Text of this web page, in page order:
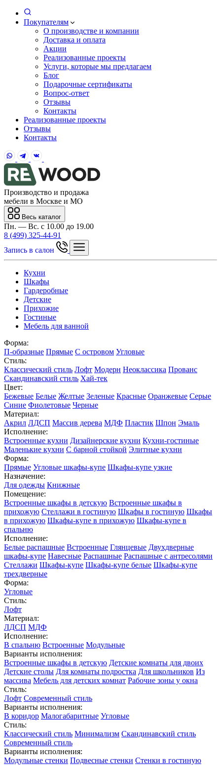
Покупателям
О производстве и компании
Доставка и оплата
Акции
Реализованные проекты
Услуги, которые мы предлагаем
Блог
Подарочные сертификаты
Вопрос-ответ
Отзывы
Контакты
Реализованные проекты
Отзывы
Контакты
Производство и продажа
мебели в Москве и МО
Весь каталог
Пн. — Вс. с 10.00 до 19.00
8 (499) 325-44-91
Запись в салон
Кухни
Шкафы
Гардеробные
Детские
Прихожие
Гостиные
Мебель для ванной
Форма:
П-образные Прямые С островом Угловые
Стиль:
Классический стиль Лофт Модерн Неоклассика Прованс
Скандинавский стиль Хай-тек
Цвет:
Бежевые Белые Желтые Зеленые Красные Оранжевые Серые
Синие Фиолетовые Черные
Материал:
Акрил ЛДСП Массив дерева МДФ Пластик Шпон Эмаль
Исполнение:
Встроенные кухни Дизайнерские кухни Кухни-гостиные
Маленькие кухни С барной стойкой Элитные кухни
Форма:
Прямые Угловые шкафы-купе Шкафы-купе узкие
Назначение:
Для одежды Книжные
Помещение:
Встроенные шкафы в детскую Встроенные шкафы в
прихожую Стеллажи в гостиную Шкафы в гостиную Шкафы
в прихожую Шкафы-купе в прихожую Шкафы-купе в
спальню
Исполнение:
Белые распашные Встроенные Глянцевые Двухдверные
шкафы-купе Навесные Распашные Распашные с антресолями
Стеллажи Шкафы-купе Шкафы-купе белые Шкафы-купе
трехдверные
Форма:
Угловые
Стиль:
Лофт
Материал:
ЛДСП МДФ
Исполнение:
В спальню Встроенные Модульные
Варианты исполнения:
Встроенные шкафы в детскую Детские комнаты для двоих
Детские столы Для комнаты подростка Для школьников Из
массива Мебель для детских комнат Рабочие зоны у окна
Стиль:
Лофт Современный стиль
Варианты исполнения:
В коридор Малогабаритные Угловые
Стиль:
Классический стиль Минимализм Скандинавский стиль
Современный стиль
Варианты исполнения:
Модульные стенки Подвесные стенки Стенки в гостиную